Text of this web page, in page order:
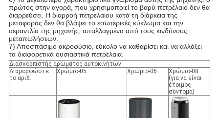
πρώτος στην αγορά, που χρησιμοποιεί το βαρύ πετρέλαιο δεν θα
διαρρεύσει. Η διαρροή πετρελαίου κατά τη διάρκεια της
μεταφοράς δεν θα βλάψει το εσωτερικές κύκλωμα και την
αεραντλία της μηχανής, απαλλαγμένα από τους κινδύνους
μεταπωλήσεων.
7) Αποσπάσιμο ακροφύσιο, εύκολο να καθαρίσει και να αλλάξει
τα διαφορετικά ουσιαστικά πετρέλαια.
Διασκορπιστής αρώματος αυτοκινήτων
Διαμορφώστε
το αριθ.
Χρώμιο-05 Χρώμιο-06
Χρώμιο-08
(για να είναι
έτοιμος
σύντομα)